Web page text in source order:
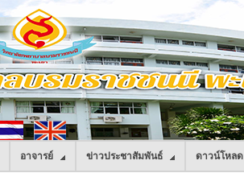
อาจารย์ ข่าวประชาสัมพันธ์ ดาวน์โหลด